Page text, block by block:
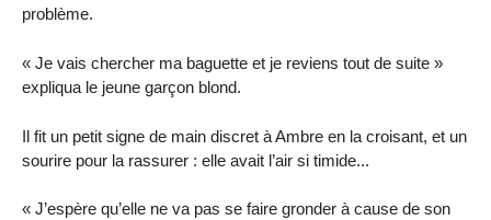
problème.
« Je vais chercher ma baguette et je reviens tout de suite »
expliqua le jeune garçon blond.
Il fit un petit signe de main discret à Ambre en la croisant, et un
sourire pour la rassurer : elle avait l’air si timide...
« J’espère qu’elle ne va pas se faire gronder à cause de son